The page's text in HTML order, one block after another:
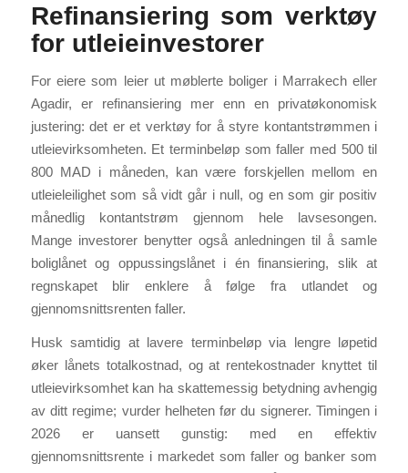
Refinansiering som verktøy
for utleieinvestorer
For eiere som leier ut møblerte boliger i Marrakech eller
Agadir, er refinansiering mer enn en privatøkonomisk
justering: det er et verktøy for å styre kontantstrømmen i
utleievirksomheten. Et terminbeløp som faller med 500 til
800 MAD i måneden, kan være forskjellen mellom en
utleieleilighet som så vidt går i null, og en som gir positiv
månedlig kontantstrøm gjennom hele lavsesongen.
Mange investorer benytter også anledningen til å samle
boliglånet og oppussingslånet i én finansiering, slik at
regnskapet blir enklere å følge fra utlandet og
gjennomsnittsrenten faller.
Husk samtidig at lavere terminbeløp via lengre løpetid
øker lånets totalkostnad, og at rentekostnader knyttet til
utleievirksomhet kan ha skattemessig betydning avhengig
av ditt regime; vurder helheten før du signerer. Timingen i
2026 er uansett gunstig: med en effektiv
gjennomsnittsrente i markedet som faller og banker som